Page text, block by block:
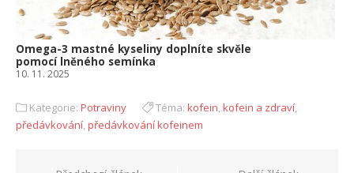
Omega-3 mastné kyseliny doplníte skvěle
pomocí lněného semínka
10. 11. 2025
Kategorie: Potraviny Téma: kofein,kofein a zdraví,
předávkování,předávkování kofeinem